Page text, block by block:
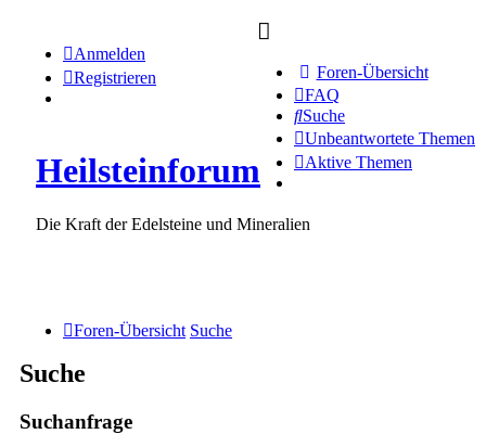
Foren-Übersicht
FAQ
Suche
Unbeantwortete Themen
Aktive Themen
Anmelden
Registrieren
Heilsteinforum
Die Kraft der Edelsteine und Mineralien
Foren-Übersicht Suche
Suche
Suchanfrage